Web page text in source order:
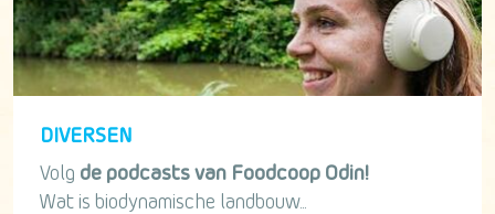
DIVERSEN
Volg de podcasts van Foodcoop Odin!
Wat is biodynamische landbouw...